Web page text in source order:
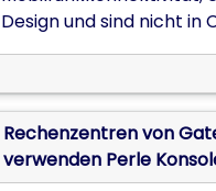
Design und sind nicht in
gefertigt – ideal für
Rechenzentren von
verwenden Perle